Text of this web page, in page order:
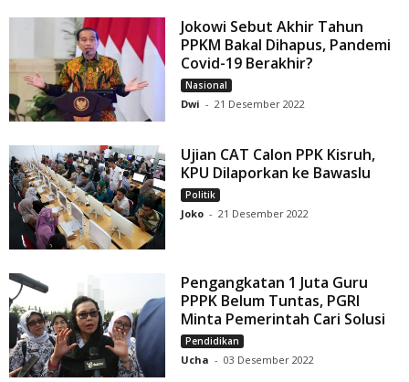
Jokowi Sebut Akhir Tahun
PPKM Bakal Dihapus, Pandemi
Covid-19 Berakhir?
Nasional
Dwi - 21 Desember 2022
Ujian CAT Calon PPK Kisruh,
KPU Dilaporkan ke Bawaslu
Politik
Joko - 21 Desember 2022
Pengangkatan 1 Juta Guru
PPPK Belum Tuntas, PGRI
Minta Pemerintah Cari Solusi
Pendidikan
Ucha - 03 Desember 2022